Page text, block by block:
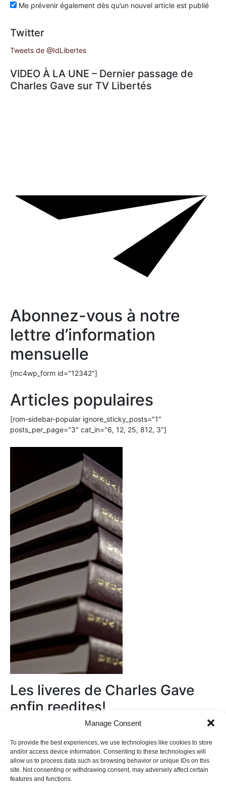
Manage Consent
To provide the best experiences, we use technologies like cookies to store
and/or access device information. Consenting to these technologies will
allow us to process data such as browsing behavior or unique IDs on this
site. Not consenting or withdrawing consent, may adversely affect certain
features and functions.
Me prévenir également dès qu’un nouvel article est publié
Twitter
Tweets de @IdLibertes
VIDEO À LA UNE – Dernier passage de
Charles Gave sur TV Libertés
Abonnez-vous à notre
lettre d’information
mensuelle
[mc4wp_form id="12342"]
Articles populaires
[rom-sidebar-popular ignore_sticky_posts="1"
posts_per_page="3" cat_in="6, 12, 25, 812, 3"]
Les liveres de Charles Gave
enfin reedites!